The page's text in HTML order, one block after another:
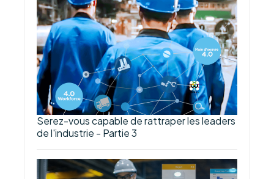
Serez-vous capable de rattraper les leaders
de l'industrie - Partie 3